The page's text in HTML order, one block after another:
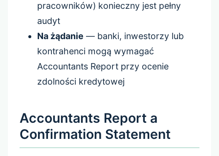
pracowników) konieczny jest pełny
audyt
Na żądanie — banki, inwestorzy lub
kontrahenci mogą wymagać
Accountants Report przy ocenie
zdolności kredytowej
Accountants Report a
Confirmation Statement